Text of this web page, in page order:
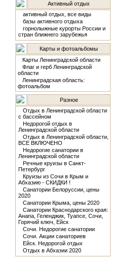
Активный отдых
активный отдых, все виды
базы активного отдыха
горнолыжные курорты России и
стран ближнего зарубежья
Карты и фотоальбомы
Карты Ленинградской области
Флаг и герб Ленинградской
области
Ленинградская область:
фотоальбом
Разное
Отдых в Ленинградской области
с бассейном
Недорогой отдых в
Ленинградской области
Отдых в Ленинградской области,
ВСЕ ВКЛЮЧЕНО
Недорогие санатории в
Ленинградской области
Речные круизы в Санкт-
Петербург
Круизы из Сочи в Крым и
Абхазию - СКИДКИ !
Санатории Белоруссии, цены
2020
Санатории Крыма, цены 2020
Санатории Краснодарского края:
Анапа, Геленджик, Туапсе, Сочи,
Горячий ключ, Ейск
Сочи. Недорогие санатории
Сочи. Акции санаториев
Ейск. Недорогой отдых
Отдых в Абхазии 2020